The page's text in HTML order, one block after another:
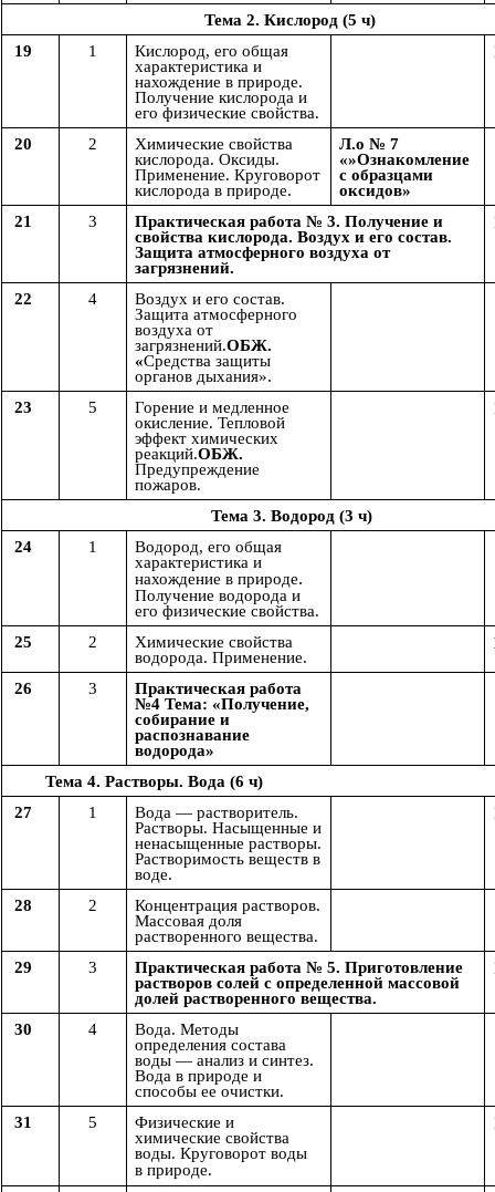
Тема 2. Кислород (5 ч)
19
1
Кислород, его общая
характеристика и
нахождение в природе.
Получение кислорода и
его физические свойства.
20 2
Химические свойства
кислорода. Оксиды.
Применение. Круговорот
кислорода в природе.
Л.о № 7
«»Ознакомление
с образцами
оксидов»
21
3
Практическая работа № 3. Получение и
свойства кислорода. Воздух и его состав.
Защита атмосферного воздуха от
загрязнений.
22 4
Воздух и его состав.
Защита атмосферного
воздуха от
загрязнений.ОБЖ.
«Средства защиты
органов дыхания».
23
5
Горение и медленное
окисление. Тепловой
эффект химических
реакций.ОБЖ.
Предупреждение
пожаров.
Тема 3. Водород (3 ч)
24
1
Водород, его общая
характеристика и
нахождение в природе.
Получение водорода и
его физические свойства.
25
2
Химические свойства
водорода. Применение.
26 3
Практическая работа
№4 Тема: «Получение,
собирание и
распознавание
водорода»
Тема 4. Растворы. Вода (6 ч)
27
1
Вода — растворитель.
Растворы. Насыщенные и
ненасыщенные растворы.
Растворимость веществ в
воде.
28 2
Концентрация растворов.
Массовая доля
растворенного вещества.
29
3
Практическая работа № 5. Приготовление
растворов солей с определенной массовой
долей растворенного вещества.
30 4
Вода. Методы
определения состава
воды — анализ и синтез.
Вода в природе и
способы ее очистки.
31
5
Физические и
химические свойства
воды. Круговорот воды
в природе.